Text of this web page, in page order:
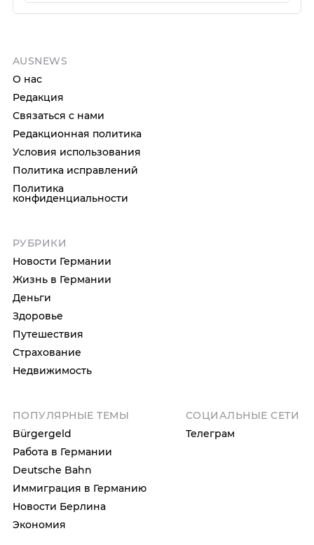
AUSNEWS
О нас
Редакция
Связаться с нами
Редакционная политика
Условия использования
Политика исправлений
Политика
конфиденциальности
РУБРИКИ
Новости Германии
Жизнь в Германии
Деньги
Здоровье
Путешествия
Страхование
Недвижимость
ПОПУЛЯРНЫЕ ТЕМЫ
Bürgergeld
Работа в Германии
Deutsche Bahn
Иммиграция в Германию
Новости Берлина
Экономия
СОЦИАЛЬНЫЕ СЕТИ
Телеграм